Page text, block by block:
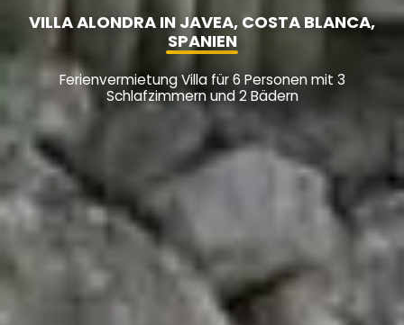
VILLA ALONDRA IN JAVEA, COSTA BLANCA,
SPANIEN
Ferienvermietung Villa für 6 Personen mit 3
Schlafzimmern und 2 Bädern